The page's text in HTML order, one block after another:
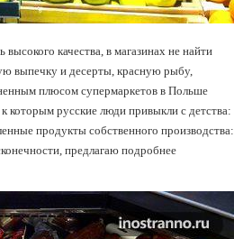
качества, в магазинах не найти
выпечку и десерты, красную рыбу,
плюсом супермаркетов в Польше
которым русские люди привыкли с детства:
продукты собственного производства:
предлагаю подробнее